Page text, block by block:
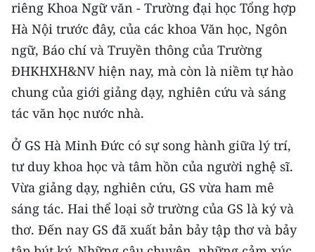
VỀ BÁO NHÂN DÂN
THỜI NAY
NHÂN DÂN CUỐI TUẦN
NHÂN DÂN HẰNG THÁNG
MUA BÁO
ĐỌC BÁO IN
riêng Khoa Ngữ văn - Trường đại học Tổng hợp
Hà Nội trước đây, của các khoa Văn học, Ngôn
ngữ, Báo chí và Truyền thông của Trường
ĐHKHXH&NV hiện nay, mà còn là niềm tự hào
chung của giới giảng dạy, nghiên cứu và sáng
tác văn học nước nhà.
Ở GS Hà Minh Đức có sự song hành giữa lý trí,
tư duy khoa học và tâm hồn của người nghệ sĩ.
Vừa giảng dạy, nghiên cứu, GS vừa ham mê
sáng tác. Hai thể loại sở trường của GS là ký và
thơ. Đến nay GS đã xuất bản bảy tập thơ và bảy